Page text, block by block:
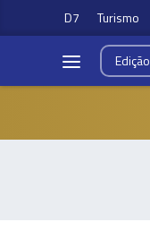
D7 Turismo
Edição